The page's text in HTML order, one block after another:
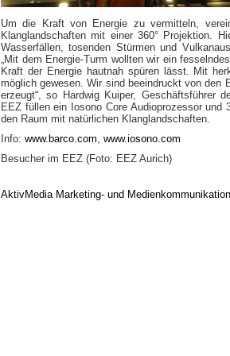
Um die Kraft von Energie zu vermitteln,
Klanglandschaften mit einer 360° Projektion.
Wasserfällen, tosenden Stürmen und
„Mit dem Energie-Turm wollten wir ein
Kraft der Energie hautnah spüren lässt. Mit
möglich gewesen. Wir sind beeindruckt von
erzeugt“, so Hardwig Kuiper, Geschäftsführer
EEZ füllen ein Iosono Core Audioprozessor
den Raum mit natürlichen Klanglandschaften.
Info: www.barco.com, www.iosono.com
Besucher im EEZ (Foto: EEZ Aurich)
AktivMedia Marketing- und